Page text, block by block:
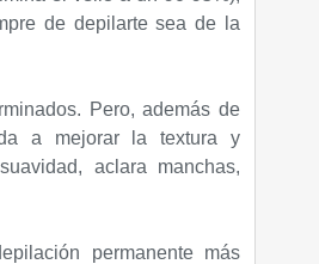
de depilarte sea de la
Pero, además de
a mejorar la textura y
aclara manchas,
permanente más